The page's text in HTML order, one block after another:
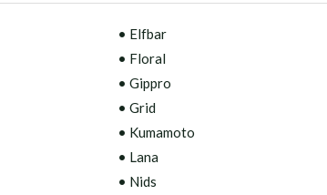
• Elfbar
• Floral
• Gippro
• Grid
• Kumamoto
• Lana
• Nids